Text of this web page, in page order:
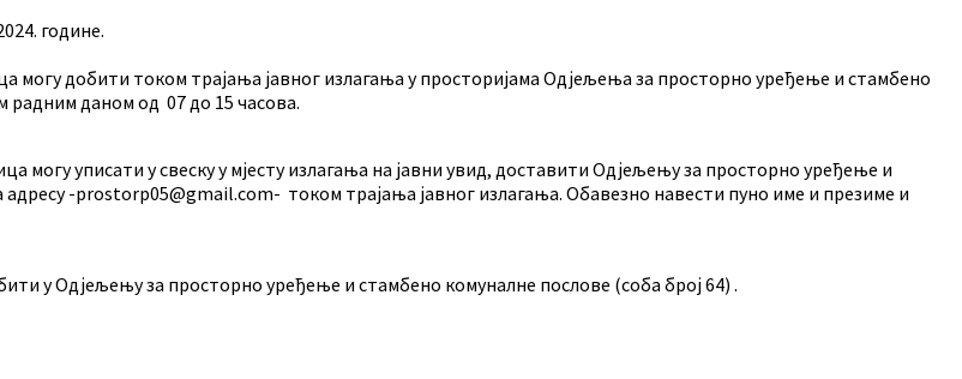
године.
добити током трајања јавног излагања у просторијама Одјељења за просторно уређење и стамбено
радним даном од 07 до 15 часова.
уписати у свеску у мјесту излагања на јавни увид, доставити Одјељењу за просторно уређење и
-prostorp05@gmail.com- током трајања јавног излагања. Обавезно навести пуно име и презиме и
Одјељењу за просторно уређење и стамбено комуналне послове (соба број 64) .